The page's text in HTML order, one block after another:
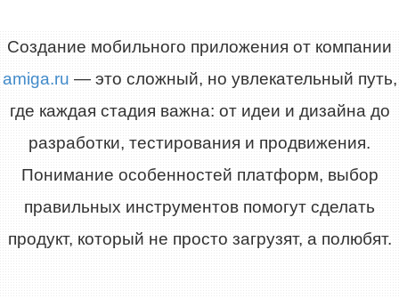
Создание мобильного приложения от компании
amiga.ru — это сложный, но увлекательный путь,
где каждая стадия важна: от идеи и дизайна до
разработки, тестирования и продвижения.
Понимание особенностей платформ, выбор
правильных инструментов помогут сделать
продукт, который не просто загрузят, а полюбят.